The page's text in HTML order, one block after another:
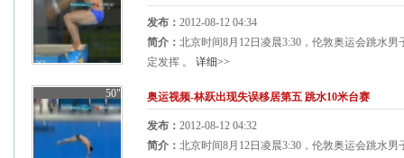
发布： 2012-08-12 04:34
简介： 北京时间8月12日凌晨3:30，伦敦奥运会跳水
定发挥 。 详细>>
50" 奥运视频-林跃出现失误移居第五 跳水10米台赛
发布： 2012-08-12 04:32
简介： 北京时间8月12日凌晨3:30，伦敦奥运会跳水